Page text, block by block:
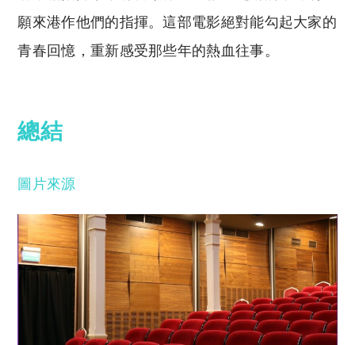
願來港作他們的指揮。這部電影絕對能勾起大家的
青春回憶，重新感受那些年的熱血往事。
總結
圖片來源